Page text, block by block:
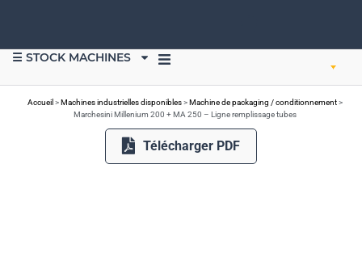
☰ STOCK MACHINES
Accueil >Machines industrielles disponibles>Machine de packaging / conditionnement>
Marchesini Millenium 200 + MA 250 – Ligne remplissage tubes
Télécharger PDF